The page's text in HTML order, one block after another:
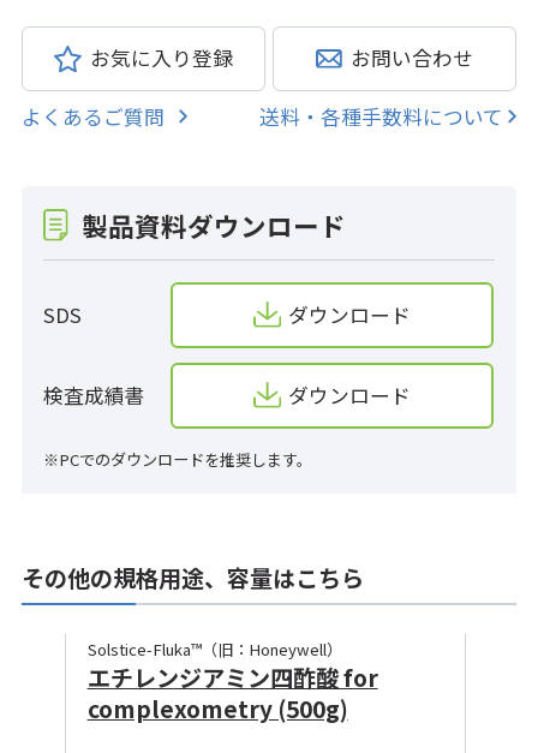
お気に入り登録 お問い合わせ
よくあるご質問 送料・各種手数料について
製品資料ダウンロード
SDS ダウンロード
検査成績書 ダウンロード
※PCでのダウンロードを推奨します。
その他の規格用途、容量はこちら
Solstice-Fluka™（旧：Honeywell）
エチレンジアミン四酢酸 for
complexometry (500g)